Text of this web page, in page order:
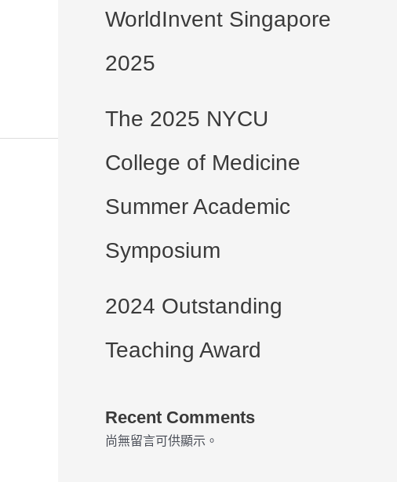
WorldInvent Singapore
2025
The 2025 NYCU
College of Medicine
Summer Academic
Symposium
2024 Outstanding
Teaching Award
Recent Comments
尚無留言可供顯示。